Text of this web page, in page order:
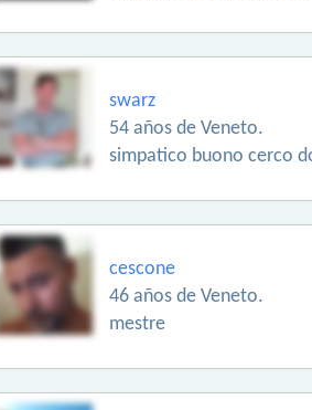
swarz
54 años de Veneto.
simpatico buono cerco
cescone
46 años de Veneto.
mestre